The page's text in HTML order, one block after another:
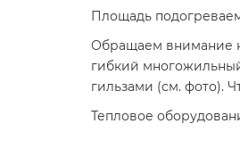
Площадь
Обращаем внимание
гибкий
гильзами (см. фото).
Тепловое